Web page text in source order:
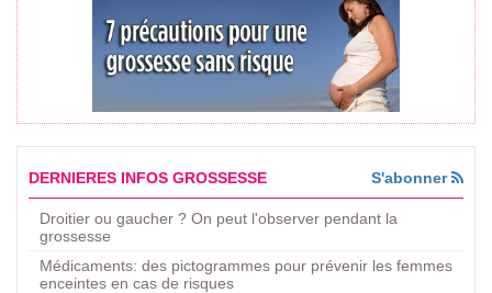
DERNIERES INFOS GROSSESSE S'abonner
Droitier ou gaucher ? On peut l'observer pendant la
grossesse
Médicaments: des pictogrammes pour prévenir les femmes
enceintes en cas de risques